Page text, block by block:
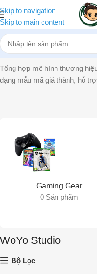
Skip to navigation
Skip to main content
Trang chủ»WoYo Studio
Tổng hợp mô hình thương
dạng mẫu mã giá thành, hỗ
Gaming Gear
0 Sản phẩm
WoYo Studio
Bộ Lọc